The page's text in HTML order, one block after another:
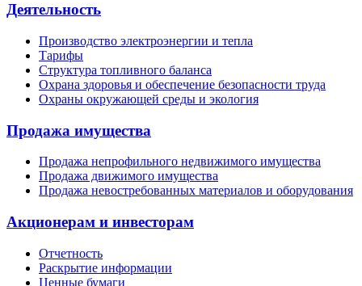
Деятельность
Производство электроэнергии и тепла
Тарифы
Структура топливного баланса
Охрана здоровья и обеспечение безопасности труда
Охраны окружающей среды и экология
Продажа имущества
Продажа непрофильного недвижимого имущества
Продажа движимого имущества
Продажа невостребованных материалов и оборудования
Акционерам и инвесторам
Отчетность
Раскрытие информации
Ценные бумаги